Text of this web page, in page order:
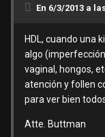
En 6/3/2013 a
HDL, cuando una
algo
vaginal, hongos,
atención y follen
para ver bien
Atte. Buttman